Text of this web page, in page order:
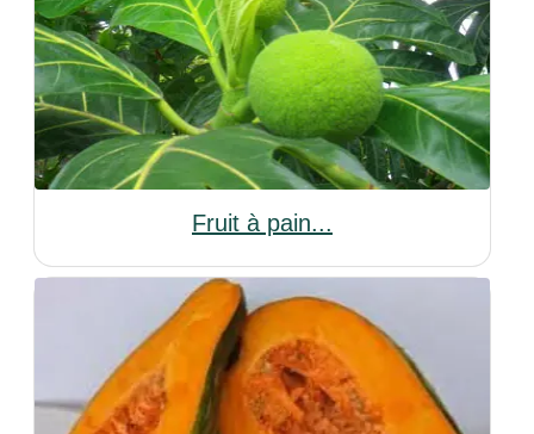
Fruit à pain...